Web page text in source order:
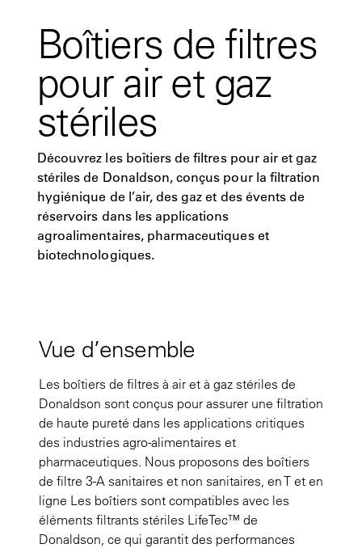
Boîtiers de filtres
pour air et gaz
stériles
Découvrez les boîtiers de filtres pour air et gaz
stériles de Donaldson, conçus pour la filtration
hygiénique de l’air, des gaz et des évents de
réservoirs dans les applications
agroalimentaires, pharmaceutiques et
biotechnologiques.
Vue d’ensemble
Les boîtiers de filtres à air et à gaz stériles de
Donaldson sont conçus pour assurer une filtration
de haute pureté dans les applications critiques
des industries agro-alimentaires et
pharmaceutiques. Nous proposons des boîtiers
de filtre 3-A sanitaires et non sanitaires, en T et en
ligne Les boîtiers sont compatibles avec les
éléments filtrants stériles LifeTec™ de
Donaldson, ce qui garantit des performances